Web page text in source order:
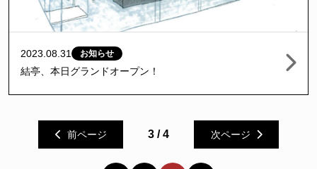
2023.08.31 お知らせ
結亭、本日グランドオープン！
前ページ 3 / 4 次ページ